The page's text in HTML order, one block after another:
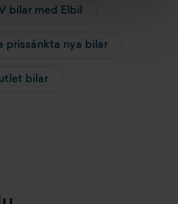
bilar med Elbil
prissänkta nya bilar
bilar